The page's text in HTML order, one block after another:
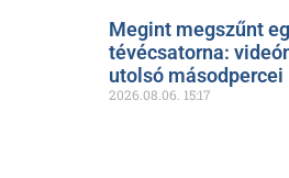
Megint megszűnt
tévécsatorna:
utolsó másodpercei
2026.08.06. 15:17